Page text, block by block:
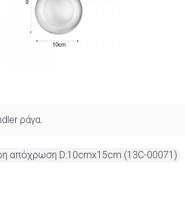
ράγα.
απόχρωση D:10cmx15cm (13C-00071)